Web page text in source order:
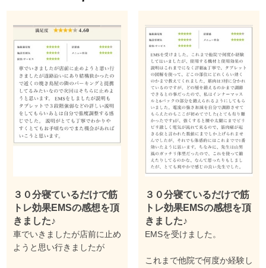
３０分寝ているだけで筋
トレ効果EMSの感想を頂
きました♪
車でいきましたが店前に止め
ようと思い行きましたが
３０分寝ているだけで筋
トレ効果EMSの感想を頂
きました♪
EMSを受けました。
これまで他院で何度か経験し